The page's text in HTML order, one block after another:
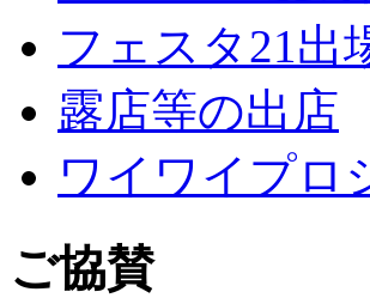
フェスタ21出
露店等の出店
ワイワイプロ
ご協賛